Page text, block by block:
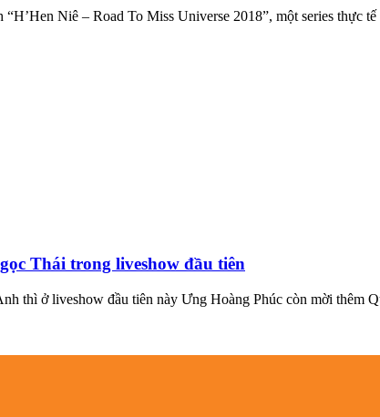
Niê – Road To Miss Universe 2018”, một series thực
Thái trong liveshow đầu tiên
thì ở liveshow đầu tiên này Ưng Hoàng Phúc còn mời